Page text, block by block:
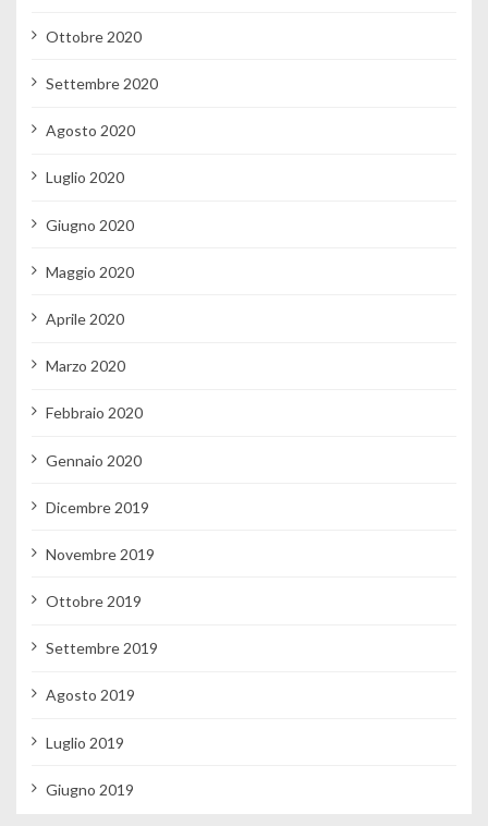
Ottobre 2020
Settembre 2020
Agosto 2020
Luglio 2020
Giugno 2020
Maggio 2020
Aprile 2020
Marzo 2020
Febbraio 2020
Gennaio 2020
Dicembre 2019
Novembre 2019
Ottobre 2019
Settembre 2019
Agosto 2019
Luglio 2019
Giugno 2019